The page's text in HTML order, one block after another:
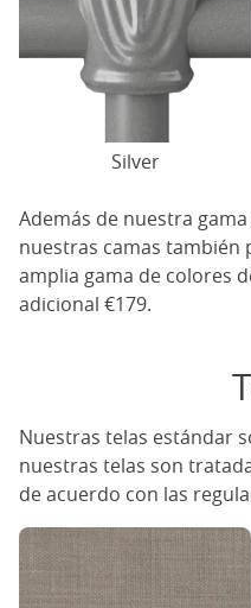
Silver
Además de nuestra
nuestras camas también
amplia gama de colores
adicional €179.
Nuestras telas estándar
nuestras telas son
de acuerdo con las